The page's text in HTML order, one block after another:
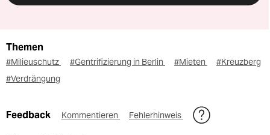
Themen
#Milieuschutz #Gentrifizierung in Berlin #Mieten
#Kreuzberg
#Verdrängung
Feedback Kommentieren Fehlerhinweis